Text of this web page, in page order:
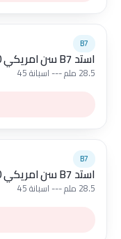
B7
استد B7 سن امريكي 250 * 1/8-1 انج
28.5 ملم --- اسبانة 45
B7
استد B7 سن امريكي 300 * 1/8-1 انج
28.5 ملم --- اسبانة 45